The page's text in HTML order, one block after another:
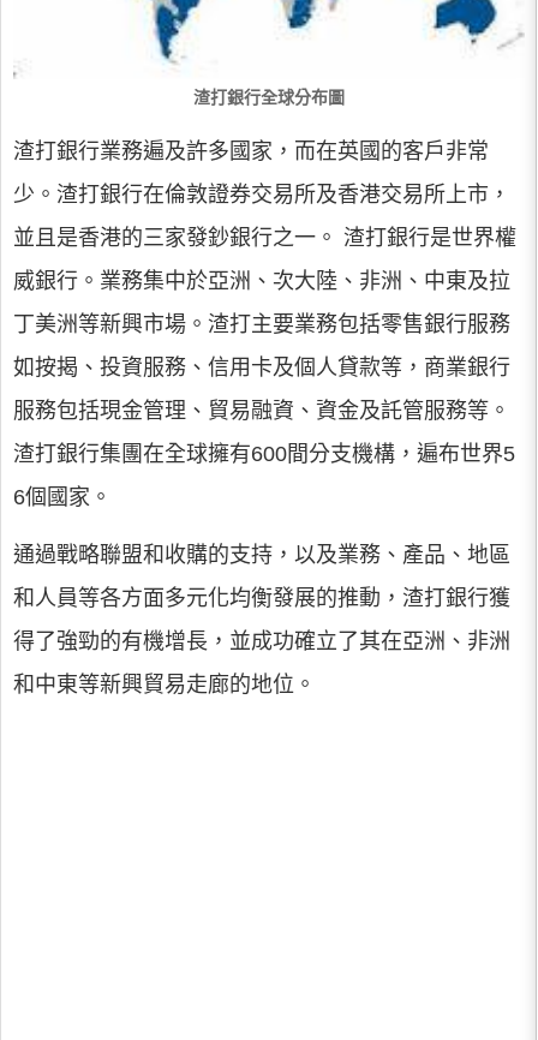
渣打銀行全球分布圖
渣打銀行業務遍及許多國家，而在英國的客戶非常
少。渣打銀行在倫敦證券交易所及香港交易所上市，
並且是香港的三家發鈔銀行之一。 渣打銀行是世界權
威銀行。業務集中於亞洲、次大陸、非洲、中東及拉
丁美洲等新興市場。渣打主要業務包括零售銀行服務
如按揭、投資服務、信用卡及個人貸款等，商業銀行
服務包括現金管理、貿易融資、資金及託管服務等。
渣打銀行集團在全球擁有600間分支機構，遍布世界5
6個國家。
通過戰略聯盟和收購的支持，以及業務、產品、地區
和人員等各方面多元化均衡發展的推動，渣打銀行獲
得了強勁的有機增長，並成功確立了其在亞洲、非洲
和中東等新興貿易走廊的地位。